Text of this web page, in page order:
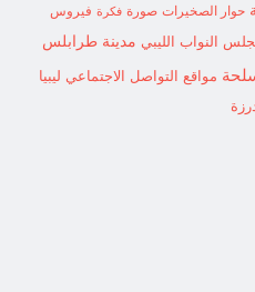
حوار الصخيرات صورة فكرة فيروس
النواب الليبي مدينة طرابلس
مواقع التواصل الاجتماعي ليبيا